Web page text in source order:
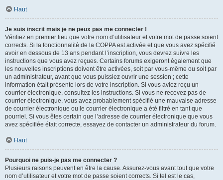
Haut
Je suis inscrit mais je ne peux pas me connecter !
Vérifiez en premier lieu que votre nom d’utilisateur et votre mot de passe soient
corrects. Si la fonctionnalité de la COPPA est activée et que vous avez spécifié
avoir en dessous de 13 ans pendant l’inscription, vous devrez suivre les
instructions que vous avez reçues. Certains forums exigeront également que
les nouvelles inscriptions doivent être activées, soit par vous-même ou soit par
un administrateur, avant que vous puissiez ouvrir une session ; cette
information était présente lors de votre inscription. Si vous aviez reçu un
courrier électronique, consultez les instructions. Si vous ne recevez pas de
courrier électronique, vous avez probablement spécifié une mauvaise adresse
de courrier électronique ou le courrier électronique a été filtré en tant que
pourriel. Si vous êtes certain que l’adresse de courrier électronique que vous
avez spécifiée était correcte, essayez de contacter un administrateur du forum.
Haut
Pourquoi ne puis-je pas me connecter ?
Plusieurs raisons peuvent en être la cause. Assurez-vous avant tout que votre
nom d’utilisateur et votre mot de passe soient corrects. Si tel est le cas,